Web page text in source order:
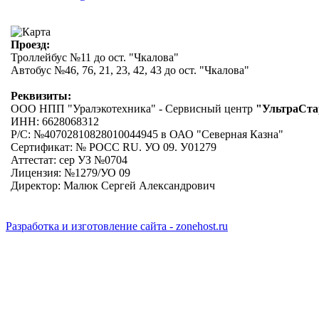
Проезд:
Троллейбус №11 до ост. "Чкалова"
Автобус №46, 76, 21, 23, 42, 43 до ост. "Чкалова"
Реквизиты:
ООО НПП "Уралэкотехника" - Сервисный центр
ИНН: 6628068312
Р/С: №40702810828010044945 в ОАО "Северная Казна"
Сертификат: № РОСС RU. УО 09. У01279
Аттестат: сер УЗ №0704
Лицензия: №1279/УО 09
Директор: Малюк Сергей Александрович
Разработка и изготовление сайта - zonehost.ru